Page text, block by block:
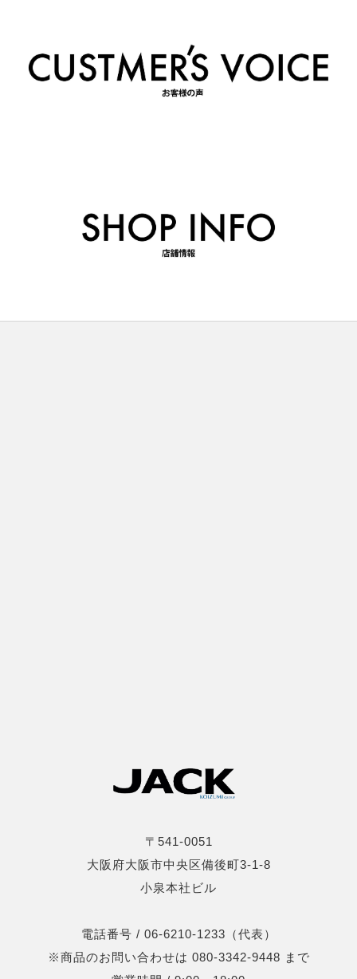
〒541-0051
大阪府大阪市中央区備後町3-1-8
小泉本社ビル
電話番号 / 06-6210-1233（代表）
※商品のお問い合わせは 080-3342-9448 まで